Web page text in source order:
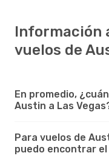
Información
vuelos de
En promedio,
Austin a Las
Para vuelos de
puedo encontrar